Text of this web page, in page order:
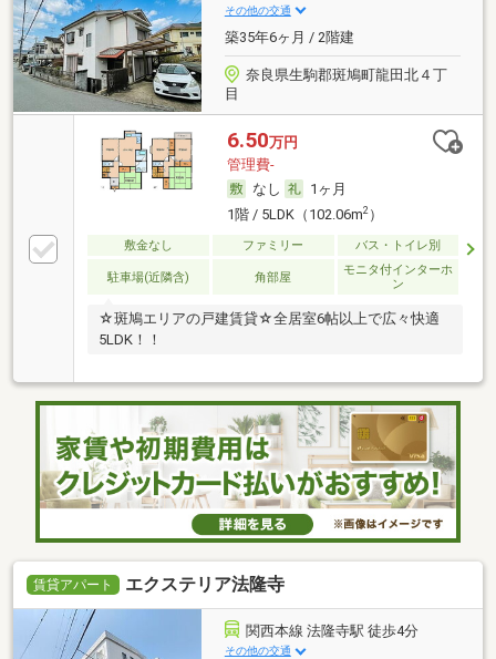
その他の交通
築35年6ヶ月 / 2階建
奈良県生駒郡斑鳩町龍田北４丁
目
6.50万円
管理費-
なし
1ヶ月
1階 / 5LDK（102.06m2）
敷金なし ファミリー バス・トイレ別
駐車場(近隣含) 角部屋
モニタ付インターホ
ン
☆斑鳩エリアの戸建賃貸☆全居室6帖以上で広々快適
5LDK！！
賃貸アパート エクステリア法隆寺
関西本線 法隆寺駅 徒歩4分
その他の交通